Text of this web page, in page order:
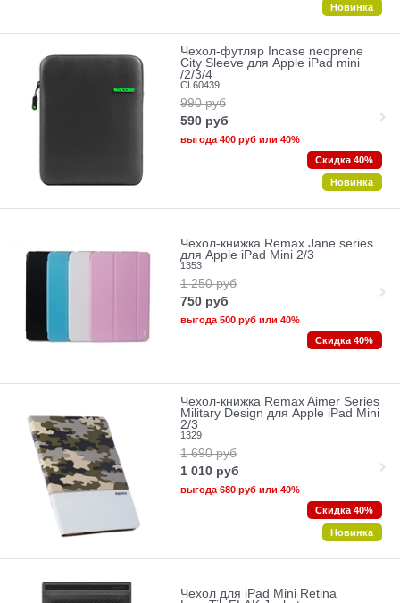
Новинка
Чехол-футляр Incase neoprene
City Sleeve для Apple iPad mini
/2/3/4
CL60439
990 руб
590 руб
выгода 400 рубили 40%
Скидка 40%
Новинка
Чехол-книжка Remax Jane series
для Apple iPad Mini 2/3
1353
1 250 руб
750 руб
выгода 500 рубили 40%
Скидка 40%
Чехол-книжка Remax Aimer Series
Military Design для Apple iPad Mini
2/3
1329
1 690 руб
1 010 руб
выгода 680 рубили 40%
Скидка 40%
Новинка
Чехол для iPad Mini Retina